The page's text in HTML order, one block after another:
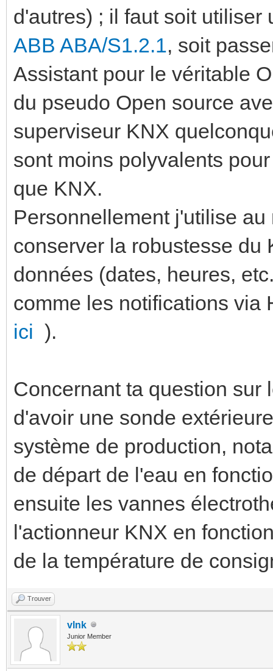
d'autres) ; il faut soit
ABB ABA/S1.2.1, soit
Assistant pour le véritable
du pseudo Open source
superviseur KNX
sont moins polyvalents
que KNX.
Personnellement j'utilise
conserver la robustesse du
données (dates, heures,
comme les notifications via
ici ).
Concernant ta question sur
d'avoir une sonde
système de production,
de départ de l'eau en
ensuite les vannes
l'actionneur KNX en
de la température de
Trouver
vlnk
Junior Member